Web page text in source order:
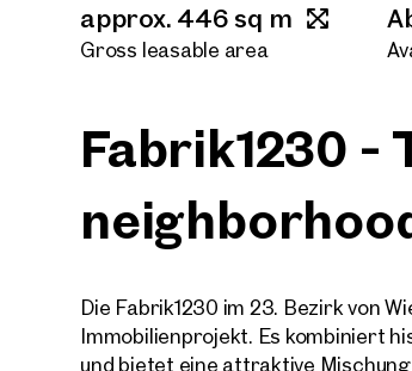
approx. 446 sq m
Gross leasable area
Fabrik1230 -
Die Fabrik1230 im 23. Bezirk von
Immobilienprojekt. Es kombiniert
und bietet eine attraktive